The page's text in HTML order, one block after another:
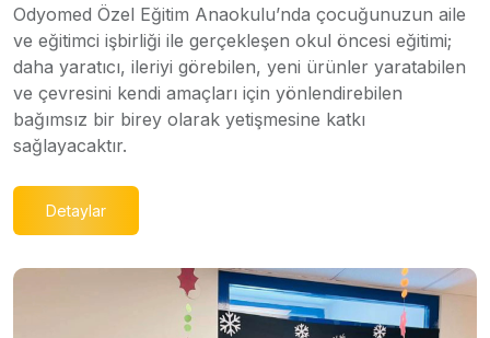
Odyomed Özel Eğitim Anaokulu’nda çocuğunuzun aile
ve eğitimci işbirliği ile gerçekleşen okul öncesi eğitimi;
daha yaratıcı, ileriyi görebilen, yeni ürünler yaratabilen
ve çevresini kendi amaçları için yönlendirebilen
bağımsız bir birey olarak yetişmesine katkı
sağlayacaktır.
Detaylar